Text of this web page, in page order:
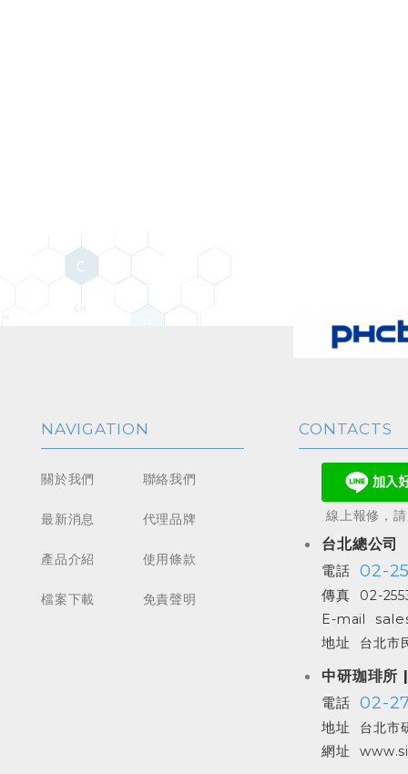
NAVIGATION
關於我們
最新消息
產品介紹
檔案下載
聯絡我們
代理品牌
使用條款
免責聲明
CONTACTS
線上報修，
台北總公司
電話 02-
傳真
02-
E-mail
地址
台北市
中研珈琲所
電話 02-
地址 台北市
網址